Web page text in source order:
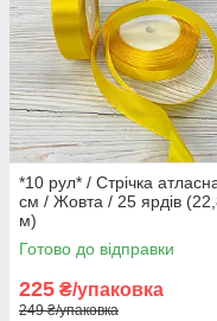
*10 рул* / Стрічка
см / Жовта / 25 ярдів
м)
Готово до відправки
225 ₴/упаковка
249 ₴/упаковка